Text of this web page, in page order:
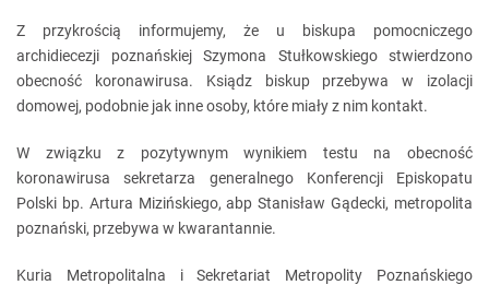
Z przykrością informujemy, że u biskupa pomocniczego
archidiecezji poznańskiej Szymona Stułkowskiego stwierdzono
obecność koronawirusa. Ksiądz biskup przebywa w izolacji
domowej, podobnie jak inne osoby, które miały z nim kontakt.
W związku z pozytywnym wynikiem testu na obecność
koronawirusa sekretarza generalnego Konferencji Episkopatu
Polski bp. Artura Mizińskiego, abp Stanisław Gądecki, metropolita
poznański, przebywa w kwarantannie.
Kuria Metropolitalna i Sekretariat Metropolity Poznańskiego